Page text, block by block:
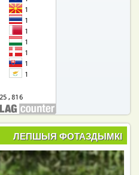
ЛЕПШЫЯ ФОТАЗДЫМКІ